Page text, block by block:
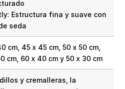
Estructura fina y suave con
seda
cm, 45 x 45 cm, 50 x 50 cm,
cm, 60 x 40 cm y 50 x 30 cm
y cremalleras, la